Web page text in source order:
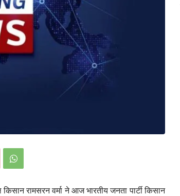
रामसरन वर्मा ने आज भारतीय जनता पार्टी किसान